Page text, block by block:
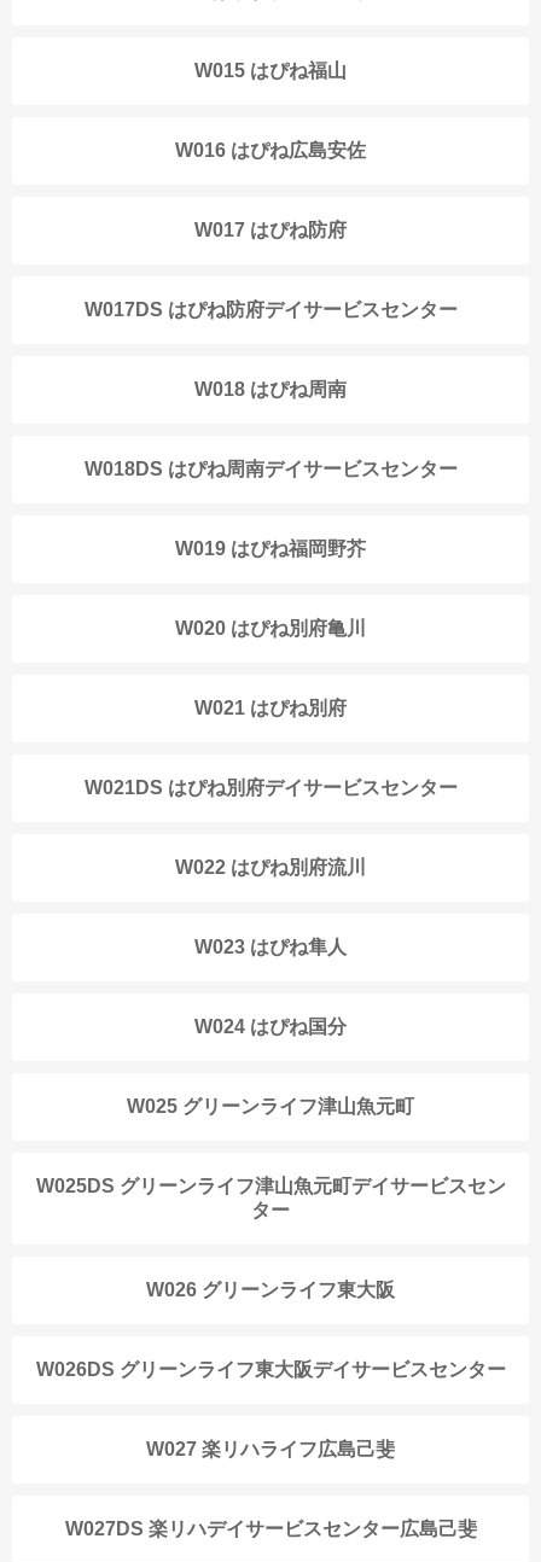
W015 はぴね福山
W016 はぴね広島安佐
W017 はぴね防府
W017DS はぴね防府デイサービスセンター
W018 はぴね周南
W018DS はぴね周南デイサービスセンター
W019 はぴね福岡野芥
W020 はぴね別府亀川
W021 はぴね別府
W021DS はぴね別府デイサービスセンター
W022 はぴね別府流川
W023 はぴね隼人
W024 はぴね国分
W025 グリーンライフ津山魚元町
W025DS グリーンライフ津山魚元町デイサービスセン
ター
W026 グリーンライフ東大阪
W026DS グリーンライフ東大阪デイサービスセンター
W027 楽リハライフ広島己斐
W027DS 楽リハデイサービスセンター広島己斐